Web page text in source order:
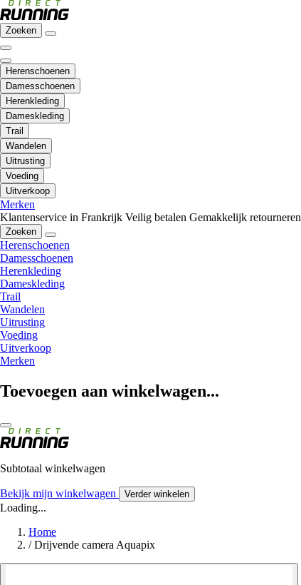
Zoeken
Herenschoenen
Damesschoenen
Herenkleding
Dameskleding
Trail
Wandelen
Uitrusting
Voeding
Uitverkoop
Merken
Klantenservice in Frankrijk Veilig betalen Gemakkelijk retourneren
Zoeken
Herenschoenen
Damesschoenen
Herenkleding
Dameskleding
Trail
Wandelen
Uitrusting
Voeding
Uitverkoop
Merken
Toevoegen aan winkelwagen...
Subtotaal winkelwagen
Bekijk mijn winkelwagen Verder winkelen
Loading...
Home
/ Drijvende camera Aquapix